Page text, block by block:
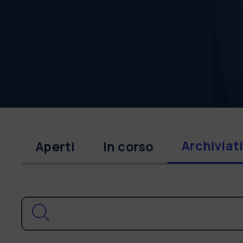
Aperti In corso Archiviati